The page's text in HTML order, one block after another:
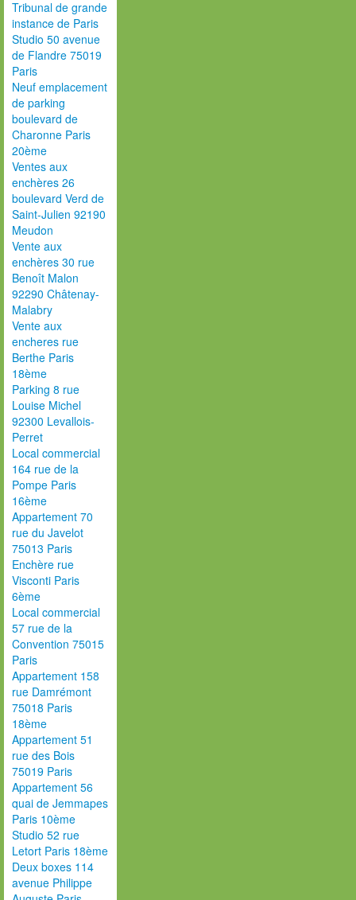
Tribunal de grande
instance de Paris
Studio 50 avenue
de Flandre 75019
Paris
Neuf emplacement
de parking
boulevard de
Charonne Paris
20ème
Ventes aux
enchères 26
boulevard Verd de
Saint-Julien 92190
Meudon
Vente aux
enchères 30 rue
Benoît Malon
92290 Châtenay-
Malabry
Vente aux
encheres rue
Berthe Paris
18ème
Parking 8 rue
Louise Michel
92300 Levallois-
Perret
Local commercial
164 rue de la
Pompe Paris
16ème
Appartement 70
rue du Javelot
75013 Paris
Enchère rue
Visconti Paris
6ème
Local commercial
57 rue de la
Convention 75015
Paris
Appartement 158
rue Damrémont
75018 Paris
18ème
Appartement 51
rue des Bois
75019 Paris
Appartement 56
quai de Jemmapes
Paris 10ème
Studio 52 rue
Letort Paris 18ème
Deux boxes 114
avenue Philippe